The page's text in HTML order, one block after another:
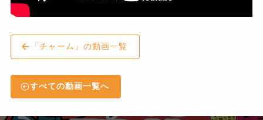
「チャーム」の動画一覧
すべての動画一覧へ